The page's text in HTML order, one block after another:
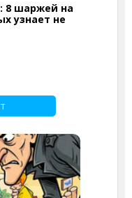
8 шаржей на
узнает не